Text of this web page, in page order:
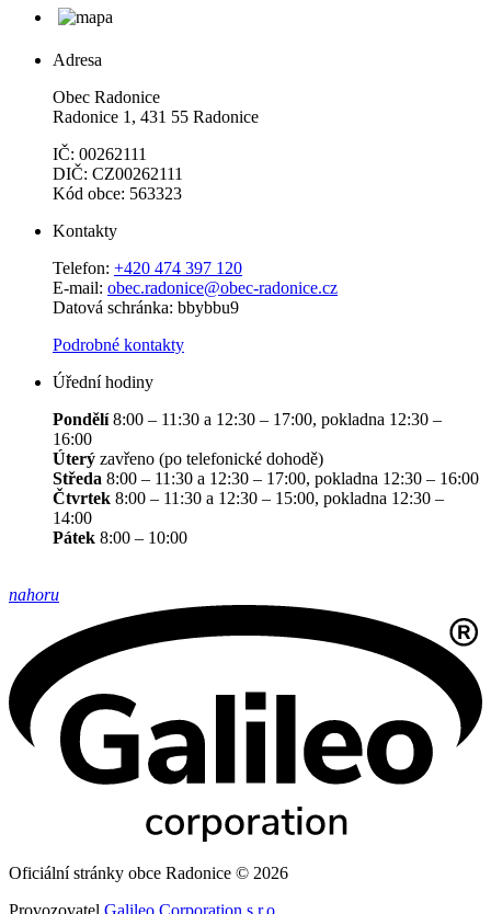
Adresa
Obec Radonice
Radonice 1, 431 55 Radonice
IČ: 00262111
DIČ: CZ00262111
Kód obce: 563323
Kontakty
Telefon: +420 474 397 120
E-mail: obec.radonice@obec-radonice.cz
Datová schránka: bbybbu9
Podrobné kontakty
Úřední hodiny
Pondělí8:00 – 11:30 a 12:30 – 17:00, pokladna 12:30 –
16:00
Úterý zavřeno (po telefonické dohodě)
Středa 8:00 – 11:30 a 12:30 – 17:00, pokladna 12:30 – 16:00
Čtvrtek 8:00 – 11:30 a 12:30 – 15:00, pokladna 12:30 –
14:00
Pátek 8:00 – 10:00
nahoru
Oficiální stránky obce Radonice © 2026